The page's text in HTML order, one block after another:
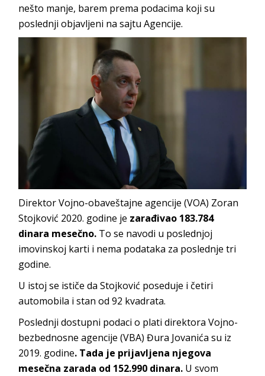
nešto manje, barem prema podacima koji su
poslednji objavljeni na sajtu Agencije.
Direktor Vojno-obaveštajne agencije (VOA) Zoran
Stojković 2020. godine je zarađivao 183.784
dinara mesečno. To se navodi u poslednjoj
imovinskoj karti i nema podataka za poslednje tri
godine.
U istoj se ističe da Stojković poseduje i četiri
automobila i stan od 92 kvadrata.
Poslednji dostupni podaci o plati direktora Vojno-
bezbednosne agencije (VBA) Đura Jovanića su iz
2019. godine. Tada je prijavljena njegova
mesečna zarada od 152.990 dinara. U svom